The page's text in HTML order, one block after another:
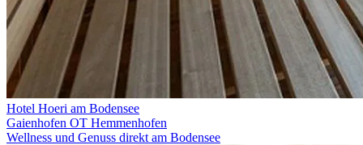
Hotel Hoeri am Bodensee
Gaienhofen OT Hemmenhofen
Wellness und Genuss direkt am Bodensee